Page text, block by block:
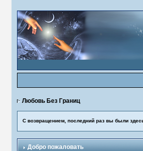
Любовь Без Границ
С возвращением, последний раз вы были
Добро пожаловать